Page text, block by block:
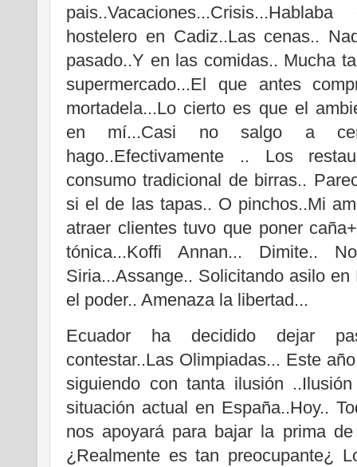
hostelero en Cadiz..Las cenas..
pasado..Y en las comidas.. Mucha
supermercado...El que antes
mortadela...Lo cierto es que el
en mí...Casi no salgo a
hago..Efectivamente .. Los
consumo tradicional de birras..
si el de las tapas.. O pinchos..Mi
atraer clientes tuvo que poner
tónica...Koffi Annan... Dimite..
Siria...Assange.. Solicitando asilo
el poder.. Amenaza la libertad...
Ecuador ha decidido dejar
contestar..Las Olimpiadas... Este
siguiendo con tanta ilusión
situación actual en España..Hoy..
nos apoyará para bajar la prima
¿Realmente es tan preocupante¿